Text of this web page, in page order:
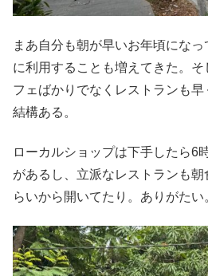
まあ自分も朝が早いお年頃にな
に利用することも増えてきた。
フェばかりでなくレストランも
結構ある。
ローカルショップは下手したら6
があるし、立派なレストランも朝
らいから開いてたり。ありがたい